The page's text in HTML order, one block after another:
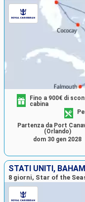
Fino a 900€ di
cabina
Partenza da Port
(Orlando)
dom 30 gen 2028
STATI UNITI,
8 giorni, Star of the